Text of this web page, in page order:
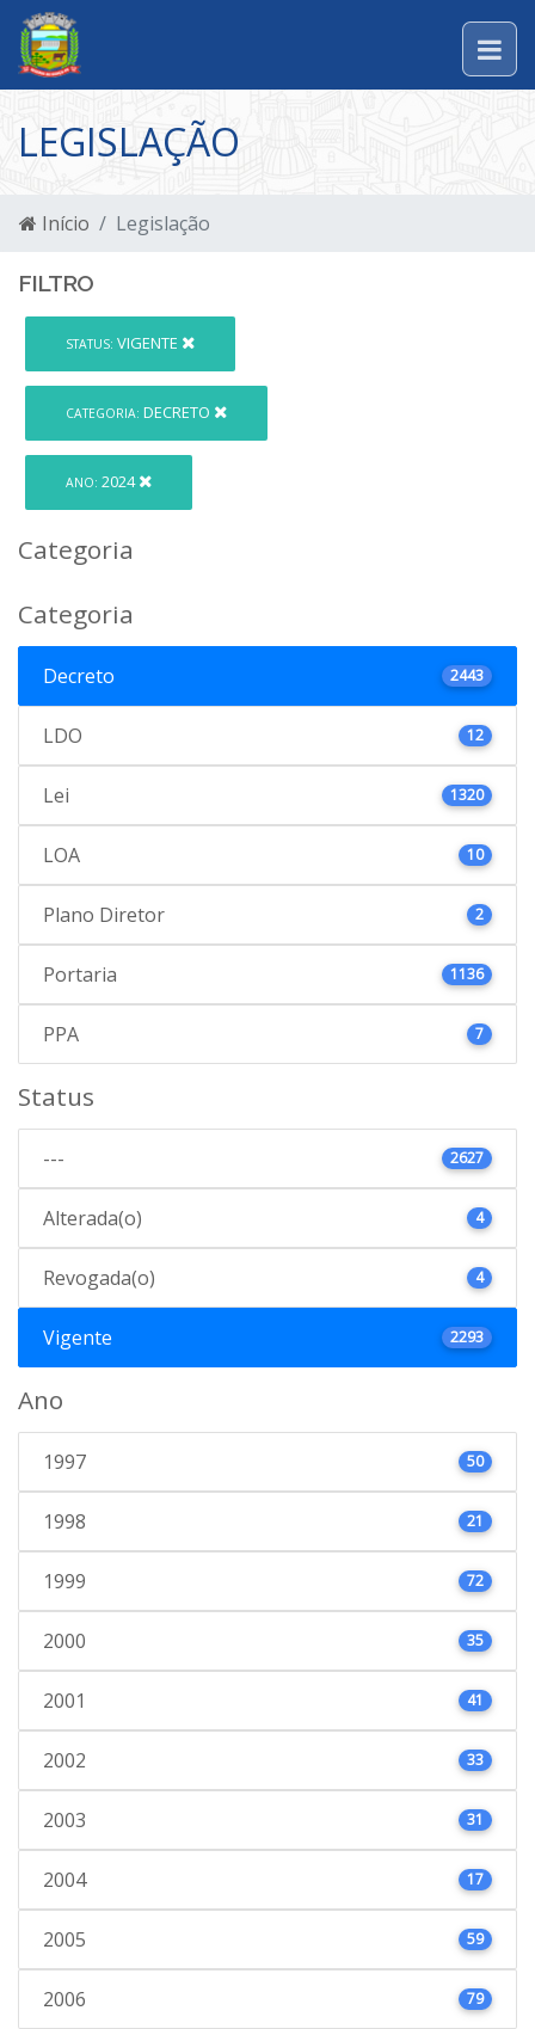
LEGISLAÇÃO
Início Legislação
FILTRO
STATUS: VIGENTE
CATEGORIA: DECRETO
ANO: 2024
Categoria
Categoria
Decreto 2443
LDO 12
Lei 1320
LOA 10
Plano Diretor 2
Portaria 1136
PPA 7
Status
--- 2627
Alterada(o) 4
Revogada(o) 4
Vigente 2293
Ano
1997 50
1998 21
1999 72
2000 35
2001 41
2002 33
2003 31
2004 17
2005 59
2006 79